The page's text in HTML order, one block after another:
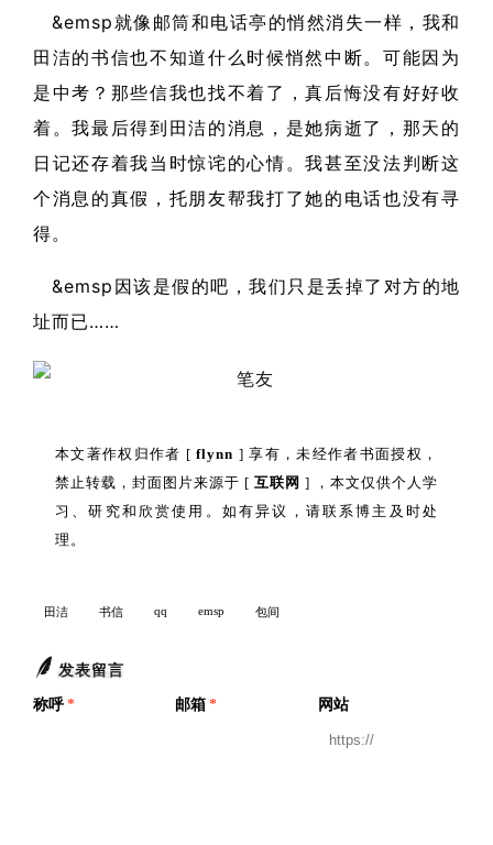
&emsp就像邮筒和电话亭的悄然消失一样，我和
田洁的书信也不知道什么时候悄然中断。可能因为
是中考？那些信我也找不着了，真后悔没有好好收
着。我最后得到田洁的消息，是她病逝了，那天的
日记还存着我当时惊诧的心情。我甚至没法判断这
个消息的真假，托朋友帮我打了她的电话也没有寻
得。
&emsp因该是假的吧，我们只是丢掉了对方的地
址而已……
本文著作权归作者 [flynn ] 享有，未经作者书面授权，
禁止转载，封面图片来源于 [ 互联网 ] ，本文仅供个人学
习、研究和欣赏使用。如有异议，请联系博主及时处
理。
田洁 书信 qq emsp 包间
发表留言
称呼 * 邮箱 * 网站